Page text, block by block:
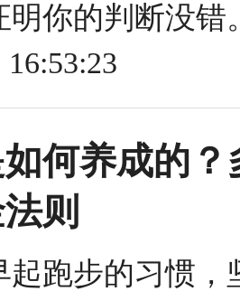
明你的判断没
16:53:23
何养成的
则
起跑步的习惯